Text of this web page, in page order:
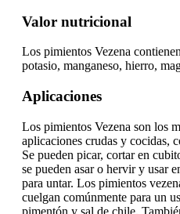
Valor nutricional
Los pimientos Vezena
potasio, manganeso, hierro,
Aplicaciones
Los pimientos Vezena son los
aplicaciones crudas y cocidas,
Se pueden picar, cortar en
se pueden asar o hervir y usar
para untar. Los pimientos
cuelgan comúnmente para un
pimentón y sal de chile.